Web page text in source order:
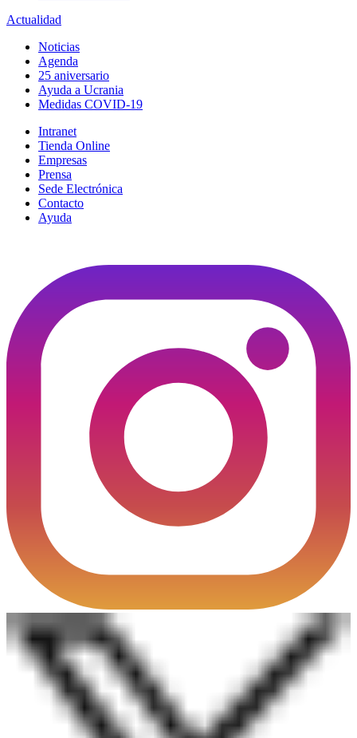
Actualidad
Noticias
Agenda
25 aniversario
Ayuda a Ucrania
Medidas COVID-19
Intranet
Tienda Online
Empresas
Prensa
Sede Electrónica
Contacto
Ayuda